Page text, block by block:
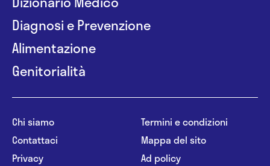
Diagnosi e Prevenzione
Alimentazione
Genitorialità
Chi siamo
Contattaci
Privacy
Termini e condizioni
Mappa del sito
Ad policy